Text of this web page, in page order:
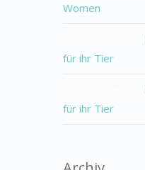
Women
für ihr Tier
für ihr Tier